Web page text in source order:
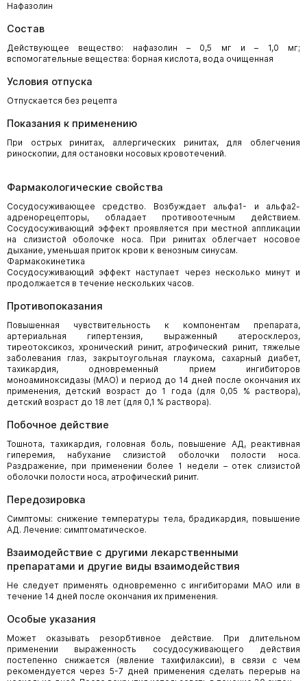
Нафазолин
Состав
Действующее вещество: нафазолин – 0,5 мг и – 1,0 мг;
вспомогательные вещества: борная кислота, вода очищенная
Условия отпуска
Отпускается без рецепта
Показания к применению
При острых ринитах, аллергических ринитах, для облегчения
риноскопии, для остановки носовых кровотечений.
Фармакологические свойства
Сосудосуживающее средство. Возбуждает альфа1- и альфа2-
адренорецепторы, обладает противоотечным действием.
Сосудосуживающий эффект проявляется при местной аппликации
на слизистой оболочке носа. При ринитах облегчает носовое
дыхание, уменьшая приток крови к венозным синусам.
Фармакокинетика
Сосудосуживающий эффект наступает через несколько минут и
продолжается в течение нескольких часов.
Противопоказания
Повышенная чувствительность к компонентам препарата,
артериальная гипертензия, выраженный атеросклероз,
тиреотоксикоз, хронический ринит, атрофический ринит, тяжелые
заболевания глаз, закрытоугольная глаукома, сахарный диабет,
тахикардия, одновременный прием ингибиторов
моноаминоксидазы (МАО) и период до 14 дней после окончания их
применения, детский возраст до 1 года (для 0,05 % раствора),
детский возраст до 18 лет (для 0,1 % раствора).
Побочное действие
Тошнота, тахикардия, головная боль, повышение АД, реактивная
гиперемия, набухание слизистой оболочки полости носа.
Раздражение, при применении более 1 недели – отек слизистой
оболочки полости носа, атрофический ринит.
Передозировка
Симптомы: снижение температуры тела, брадикардия, повышение
АД. Лечение: симптоматическое.
Взаимодействие с другими лекарственными
препаратами и другие виды взаимодействия
Не следует применять одновременно с ингибиторами МАО или в
течение 14 дней после окончания их применения.
Особые указания
Может оказывать резорбтивное действие. При длительном
применении выраженность сосудосуживающего действия
постепенно снижается (явление тахифилаксии), в связи с чем
рекомендуется через 5-7 дней применения сделать перерыв на